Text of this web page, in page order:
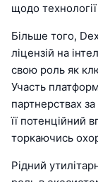
щодо
Більше того,
ліцензій на
свою роль як
Участь
партнерствах
її потенційний
торкаючись
Рідний